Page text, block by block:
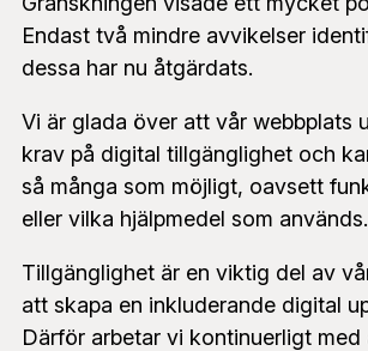
Endast två mindre avvikelser
dessa har nu åtgärdats.
Vi är glada över att vår webbplats
krav på digital tillgänglighet och
så många som möjligt, oavsett
eller vilka hjälpmedel som används.
Tillgänglighet är en viktig del av
att skapa en inkluderande digital
Därför arbetar vi kontinuerligt